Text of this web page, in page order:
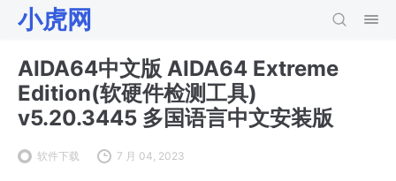
小虎网
AIDA64中文版 AIDA64 Extreme
Edition(软硬件检测工具)
v5.20.3445 多国语言中文安装版
软件下载 7 月 04, 2023